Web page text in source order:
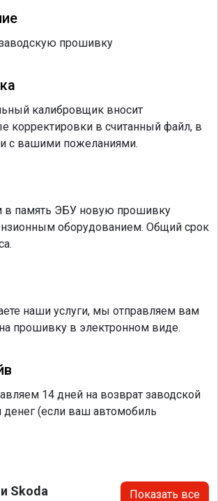
прошивку
калибровщик вносит
корректировки в считанный файл, в
с вашими пожеланиями.
в память ЭБУ новую прошивку
оборудованием. Общий срок
наши услуги, мы отправляем вам
прошивку в электронном виде.
14 дней на возврат заводской
(если ваш автомобиль
Skoda Показать все